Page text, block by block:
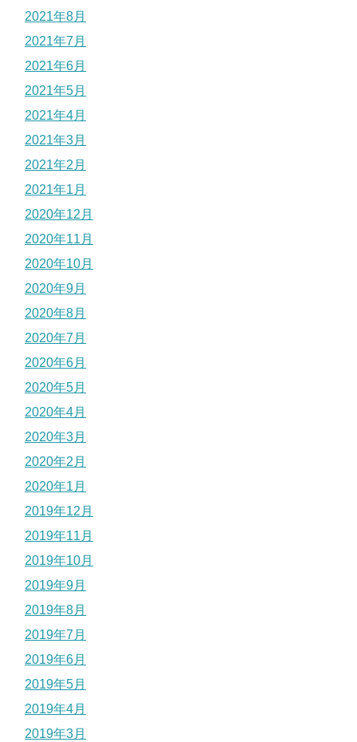
2021年8月
2021年7月
2021年6月
2021年5月
2021年4月
2021年3月
2021年2月
2021年1月
2020年12月
2020年11月
2020年10月
2020年9月
2020年8月
2020年7月
2020年6月
2020年5月
2020年4月
2020年3月
2020年2月
2020年1月
2019年12月
2019年11月
2019年10月
2019年9月
2019年8月
2019年7月
2019年6月
2019年5月
2019年4月
2019年3月